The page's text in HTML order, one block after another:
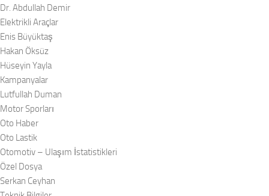
Dr. Abdullah Demir
Elektrikli Araçlar
Enis Büyüktaş
Hakan Öksüz
Hüseyin Yayla
Kampanyalar
Lutfullah Duman
Motor Sporları
Oto Haber
Oto Lastik
Otomotiv – Ulaşım İstatistikleri
Özel Dosya
Serkan Ceyhan